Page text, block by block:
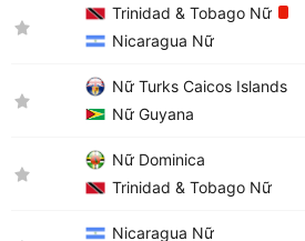
Trinidad & Tobago Nữ
Nicaragua Nữ
Nữ Turks Caicos Islands
Nữ Guyana
Nữ Dominica
Trinidad & Tobago Nữ
Nicaragua Nữ